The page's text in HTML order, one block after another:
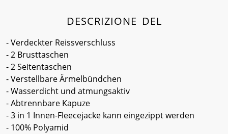
DESCRIZIONE DEL
- Verdeckter Reissverschluss
- 2 Brusttaschen
- 2 Seitentaschen
- Verstellbare Ärmelbündchen
- Wasserdicht und atmungsaktiv
- Abtrennbare Kapuze
- 3 in 1 Innen-Fleecejacke kann eingezippt werden
- 100% Polyamid